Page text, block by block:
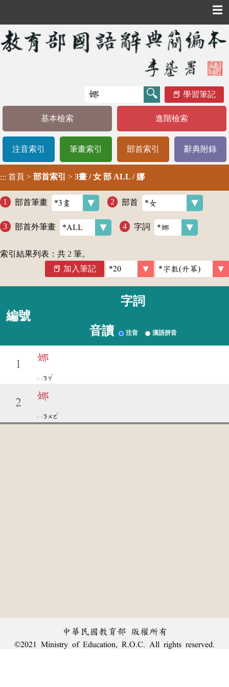
☰
學習筆記
基本檢索 進階檢索
注音索引 筆畫索引 部首索引 辭典附錄
::: 首頁 > 部首索引 > 3畫 / 女 部 ALL / 娜
部首筆畫 部首
部首外筆畫 字詞
索引結果列表：共 2 筆。
加入筆記
編號
字詞
音讀 注音 漢語拼音
1
娜
ㄋㄚ
ˋ
2
娜
ㄋㄨㄛ
ˊ
中華民國教育部 版權所有
©2021 Ministry of Education, R.O.C. All rights reserved.